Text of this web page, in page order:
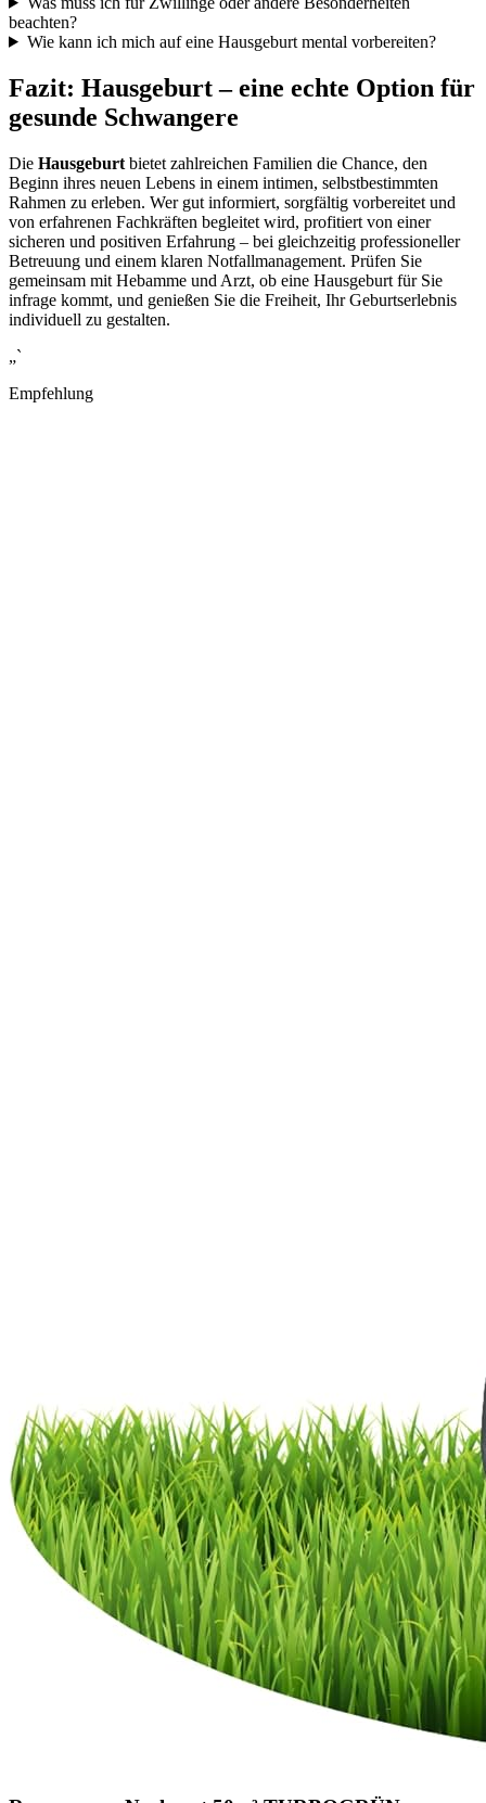
beachten?
Wie kann ich mich auf eine Hausgeburt mental vorbereiten?
Fazit: Hausgeburt – eine echte Option für
gesunde Schwangere
Die Hausgeburt bietet zahlreichen Familien die Chance, den
Beginn ihres neuen Lebens in einem intimen, selbstbestimmten
Rahmen zu erleben. Wer gut informiert, sorgfältig vorbereitet und
von erfahrenen Fachkräften begleitet wird, profitiert von einer
sicheren und positiven Erfahrung – bei gleichzeitig professioneller
Betreuung und einem klaren Notfallmanagement. Prüfen Sie
gemeinsam mit Hebamme und Arzt, ob eine Hausgeburt für Sie
infrage kommt, und genießen Sie die Freiheit, Ihr Geburtserlebnis
individuell zu gestalten.
„`
Empfehlung